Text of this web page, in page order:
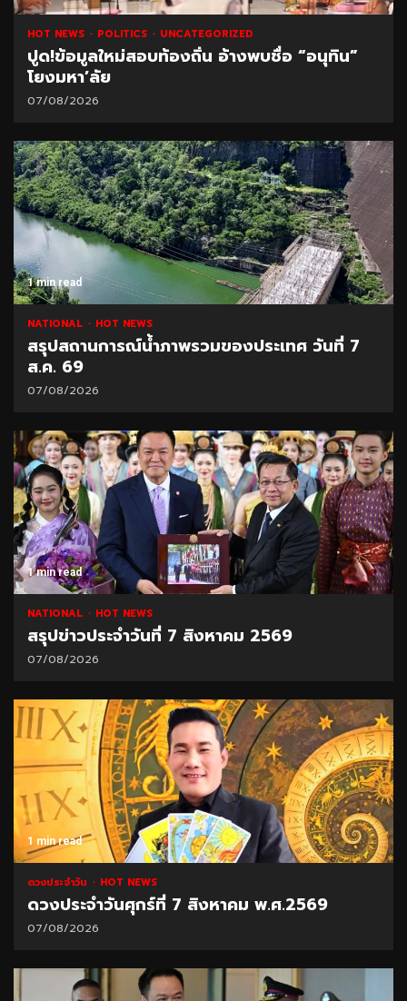
HOT NEWS POLITICS UNCATEGORIZED
ปูด!ข้อมูลใหม่สอบท้องถิ่น อ้างพบชื่อ “อนุทิน”
โยงมหา’ลัย
07/08/2026
1 min read
NATIONAL HOT NEWS
สรุปสถานการณ์น้ำภาพรวมของประเทศ วันที่ 7
ส.ค. 69
07/08/2026
1 min read
NATIONAL HOT NEWS
สรุปข่าวประจำวันที่ 7 สิงหาคม 2569
07/08/2026
1 min read
ดวงประจำวัน HOT NEWS
ดวงประจำวันศุกร์ที่ 7 สิงหาคม พ.ศ.2569
07/08/2026